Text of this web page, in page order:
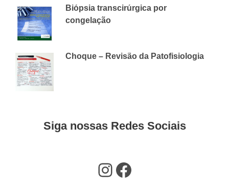
Biópsia transcirúrgica por
congelação
Choque – Revisão da Patofisiologia
Siga nossas Redes Sociais
Instagram Facebook